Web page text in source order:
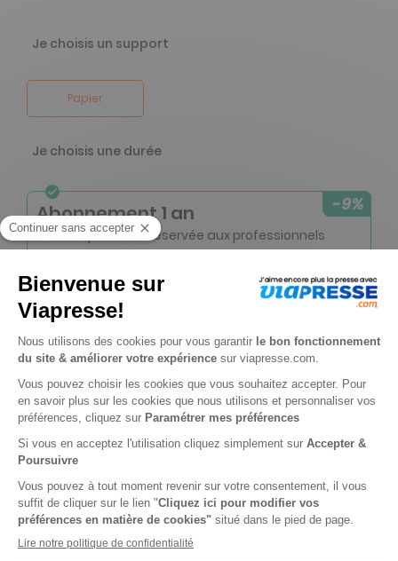
Je choisis un support
Papier
Je choisis une durée
-9%
Abonnement 1 an
4 n° • Papier Offre réservée aux professionnels
164€00 180€
Tarif France métropolitaine
Renouvellement à date d’anniversaire
Abonnement 1 an
4 n° • Papier Offre réservée aux particuliers
77€00
Tarif France métropolitaine
Renouvellement à date d’anniversaire
-74%
Abonnement 1 an
4 n° • Papier Offre réservée aux étudiants